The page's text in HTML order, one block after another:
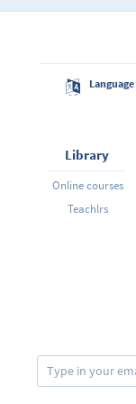
Language
Library
Online courses
Teachlrs